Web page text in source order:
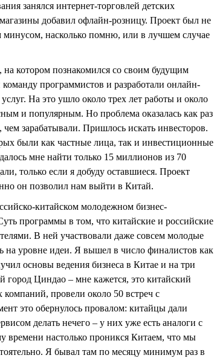
занялся интернет-торговлей детских
добавил офлайн-розницу. Проект был не
насколько помню, или в лучшем случае
котором познакомился со своим будущим
программистов и разработали онлайн-
На это ушло около трех лет работы и около
и популярным. Но проблема оказалась как раз
зарабатывали. Пришлось искать инвесторов.
были как частные лица, так и инвестиционные
мне найти только 15 миллионов из 70
только если я добуду оставшиеся. Проект
он позволил нам выйти в Китай.
китайском молодежном бизнес-
программы в том, что китайские и российские
В ней участвовали даже совсем молодые
на уровне идеи. Я вышел в число финалистов как
основы ведения бизнеса в Китае и на три
Циндао – мне кажется, это китайский
провели около 50 встреч с
это обернулось провалом: китайцы дали
делать нечего – у них уже есть аналоги с
настолько проникся Китаем, что мы
Я бывал там по месяцу минимум раз в